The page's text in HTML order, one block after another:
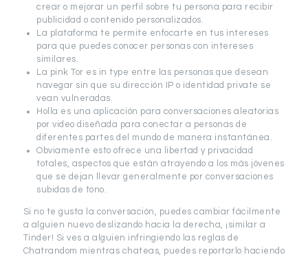
crear o mejorar un perfil sobre tu persona para recibir
publicidad o contenido personalizados.
La plataforma te permite enfocarte en tus intereses
para que puedes conocer personas con intereses
similares.
La pink Tor es in type entre las personas que desean
navegar sin que su dirección IP o identidad private se
vean vulneradas.
Holla es una aplicación para conversaciones aleatorias
por video diseñada para conectar a personas de
diferentes partes del mundo de manera instantánea.
Obviamente esto ofrece una libertad y privacidad
totales, aspectos que están atrayendo a los más jóvenes
que se dejan llevar generalmente por conversaciones
subidas de tono.
Si no te gusta la conversación, puedes cambiar fácilmente
a alguien nuevo deslizando hacia la derecha, ¡similar a
Tinder! Si ves a alguien infringiendo las reglas de
Chatrandom mientras chateas, puedes reportarlo haciendo